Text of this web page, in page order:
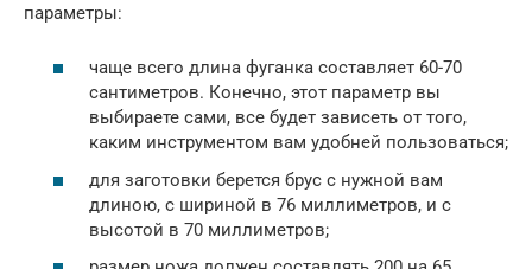
параметры:
чаще всего длина фуганка составляет 60-70
сантиметров. Конечно, этот параметр вы
выбираете сами, все будет зависеть от того,
каким инструментом вам удобней пользоваться;
для заготовки берется брус с нужной вам
длиною, с шириной в 76 миллиметров, и с
высотой в 70 миллиметров;